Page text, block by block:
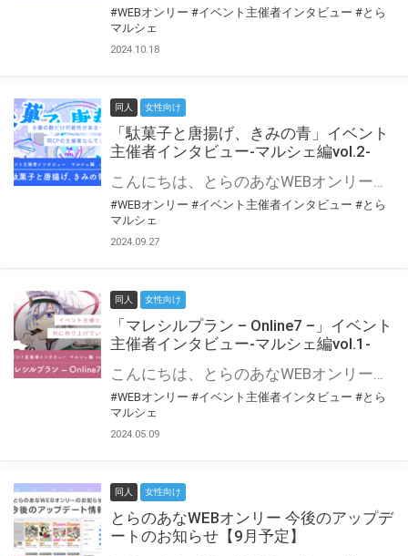
#WEBオンリー #イベント主催者インタビュー #とら
マルシェ
2024.10.18
同人 女性向け
「駄菓子と唐揚げ、きみの青」イベント
主催者インタビュー-マルシェ編vol.2-
こんにちは、とらのあなWEBオンリー運営スタッフです。 新たにお届けする、イベント主催者インタビュー-マルシェ編-は、 とらのあなWEBオンリー「マルシェ」をご利用の主催様に 「マルシェ」を使ってイベントを開催した感想や心がけをお聞きする企画です。 今回は、WEBオンリー初開催「駄菓子と唐揚げ、きみの青」より、 主催のぎこ六屋様にお話を伺いました。 協力：ぎこ六屋様／イベント公式Twitter（@krkgwks） とらのあなWEBオンリー「マルシェ」とは？ WEBオンリーでリアルタイムでコミュニケーションがとれるオンライン会場です。
#WEBオンリー #イベント主催者インタビュー #とら
マルシェ
2024.09.27
同人 女性向け
「マレシルプラン – Online7 –」イベント
主催者インタビュー-マルシェ編vol.1-
こんにちは、とらのあなWEBオンリー運営スタッフです。 新たにお届けする、イベント主催者インタビュー-マルシェ編-は、 とらのあなWEBオンリー「マルシェ」をご利用した主催様に 「マルシェ」を使って開催した感想や心がけをお聞きする企画です。 今回は、WEBオンリー開催7回目迎えた「マレシルプラン – Online7 –」より、 主催の玉川うた様にお話を伺いました。 ▼マレシルプランのインタビュー前回記事 「イベント主催者インタビュー vol.6」はこちら 協力：玉川うた様（マレシルプラン実行委員会 代表）／イベント公式Twitter（@mallesil_plan） とらのあなWEBオンリー「マルシェ」とは？ WEBオンリーでリアルタイムでコミュニケーションがとれるオンライン会場です。
#WEBオンリー #イベント主催者インタビュー #とら
マルシェ
2024.05.09
同人 女性向け
とらのあなWEBオンリー 今後のアップデ
ートのお知らせ【9月予定】